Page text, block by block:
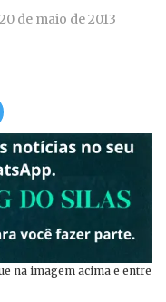
20 de maio de 2013
na imagem acima e entre